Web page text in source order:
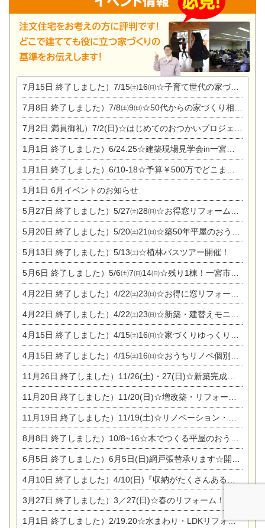
7月15日 終了しました）7/15㈯16㈰☆子育て世代の家づくり相談会
7月8日 終了しました）7/8㈯9㈰☆50代からの家づくり相談会
7月2日 満員御礼）7/2(日)☆はじめてのおつかいプロジェクト
1月1日 終了しました）6/24.25☆建築現場見学会in一宮市木曽川町
1月1日 終了しました）6/10-18☆予算￥500万でどこまでできるの？リフォーム相談会
1月1日 6月イベントのお知らせ
5月27日 終了しました）5/27㈯28㈰☆お得窓リフォーム個別相談会
5月20日 終了しました）5/20㈯21㈰☆築50年平屋のおうちリノベーション完成見学会
5月13日 終了しました）5/13㈯☆植林バスツアー開催！
5月6日 終了しました）5/6㈯7㈰14㈰☆残り1棟！一宮市限定モニター募集相談会(新築・建替え)
4月22日 終了しました）4/22㈯23㈰☆お得に窓リフォーム個別相談会
4月22日 終了しました）4/22㈯23㈰☆新築・建替えモニター募集個別相談会
4月15日 終了しました）4/15㈯16㈰☆家づくりゆっくりじっくり個別相談会
4月15日 終了しました）4/15㈯16㈰☆おうちリノベ個別相談会
11月26日 終了しました）11/26(土)・27(日)☆新築完成見学会 in一宮市あずら
11月20日 終了しました）11/20(日)☆増改築・リフォームまつり＆秋の味覚まつり＆芸術祭
11月19日 終了しました）11/19(土)☆リノベーション・家の修理まつり＆増改築・リフォームまつりin扶桑ゴルフ
8月8日 終了しました）10/8~16☆木でつくる平屋のおうちのつくり方【完全予約制】
6月5日 終了しました）6月5日(日)網戸張替承ります☆開催！
4月10日 終了しました）4/10(日)『収納がたくさんあるおうち現場見学会』
3月27日 終了しました）3／27(日)☆春のリフォーム！水まわりLDKリフォーム相談会&今がチャンス！エアコン相談会
1月1日 終了しました）2/19.20☆水まわり・LDKリフォーム相談会＆エアコン相談会